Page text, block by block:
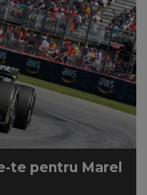
te pentru Marel